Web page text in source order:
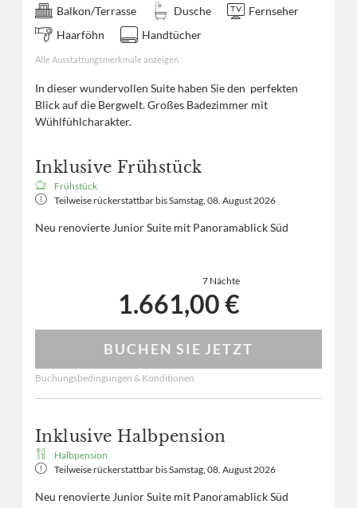
Balkon/Terrasse Dusche
Fernseher
Haarföhn
Handtücher
Alle Ausstattungsmerkmale anzeigen
In dieser wundervollen Suite haben Sie den perfekten
Blick auf die Bergwelt. Großes Badezimmer mit
Wühlfühlcharakter.
Inklusive Frühstück
Frühstück
Teilweise rückerstattbar bisSamstag, 08. August 2026
Neu renovierte Junior Suite mit Panoramablick Süd
7 Nächte
1.661,00 €
BUCHEN SIE JETZT
Buchungsbedingungen & Konditionen
Inklusive Halbpension
Halbpension
Teilweise rückerstattbar bisSamstag, 08. August 2026
Neu renovierte Junior Suite mit Panoramablick Süd